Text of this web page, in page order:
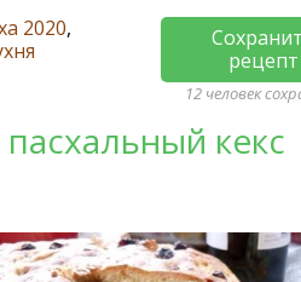
2020,
рецепт
12 человек
кекс